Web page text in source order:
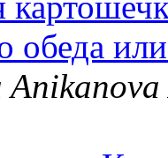
обеда